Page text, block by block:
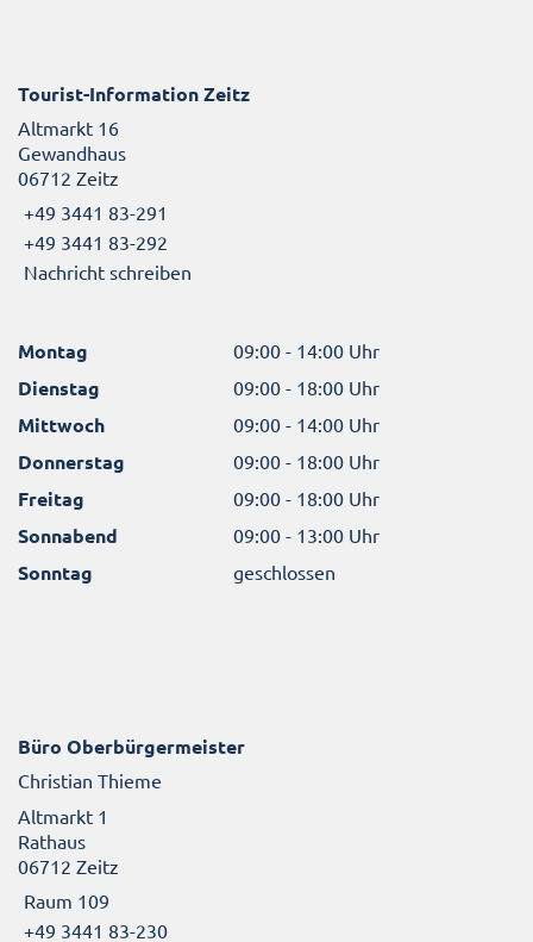
Tourist-Information Zeitz
Altmarkt 16
Gewandhaus
06712 Zeitz
+49 3441 83-291
+49 3441 83-292
Nachricht schreiben
Montag 09:00 - 14:00 Uhr
Dienstag 09:00 - 18:00 Uhr
Mittwoch 09:00 - 14:00 Uhr
Donnerstag 09:00 - 18:00 Uhr
Freitag 09:00 - 18:00 Uhr
Sonnabend 09:00 - 13:00 Uhr
Sonntag geschlossen
Büro Oberbürgermeister
Christian Thieme
Altmarkt 1
Rathaus
06712 Zeitz
Raum 109
+49 3441 83-230